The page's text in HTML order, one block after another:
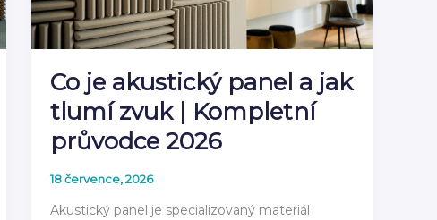
Co je akustický panel a jak
tlumí zvuk | Kompletní
průvodce 2026
18 července, 2026
Akustický panel je specializovaný materiál